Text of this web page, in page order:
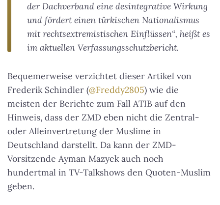
der Dachverband eine desintegrative Wirkung
und fördert einen türkischen Nationalismus
mit rechtsextremistischen Einflüssen“, heißt es
im aktuellen Verfassungsschutzbericht.
Bequemerweise verzichtet dieser Artikel von
Frederik Schindler (@Freddy2805) wie die
meisten der Berichte zum Fall ATIB auf den
Hinweis, dass der ZMD eben nicht die Zentral-
oder Alleinvertretung der Muslime in
Deutschland darstellt. Da kann der ZMD-
Vorsitzende Ayman Mazyek auch noch
hundertmal in TV-Talkshows den Quoten-Muslim
geben.